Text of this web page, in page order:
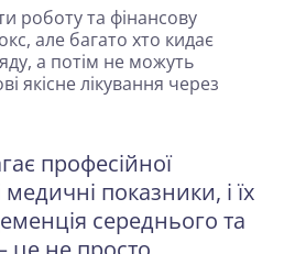
роботу та фінансову
але багато хто кидає
а потім не можуть
якісне лікування через
професійної
показники, і їх
середнього та